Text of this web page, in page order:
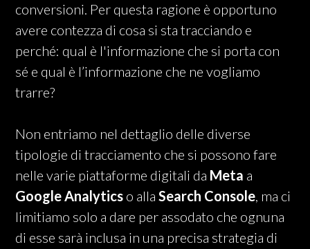
conversioni. Per questa ragione è opportuno
avere contezza di cosa si sta tracciando e
perché: qual è l'informazione che si porta con
sé e qual è l’informazione che ne vogliamo
trarre?
Non entriamo nel dettaglio delle diverse
tipologie di tracciamento che si possono fare
nelle varie piattaforme digitali da Meta a
Google Analytics o allaSearch Console, ma ci
limitiamo solo a dare per assodato che ognuna
di esse sarà inclusa in una precisa strategia di